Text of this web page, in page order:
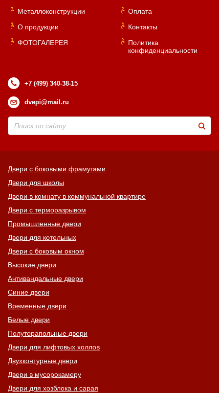
Хочу такую
Хочу такую
Хочу такую
Металлоконструкции
О продукции
ФОТОГАЛЕРЕЯ
Оплата
Контакты
Политика
конфиденциальности
+7 (499) 340-38-15
dvepi@mail.ru
Двери с боковыми фрамугами
Двери для школы
Двери в комнату в коммунальной квартире
Двери с терморазрывом
Промышленные двери
Двери для котельных
Двери с боковым окном
Высокие двери
Антивандальные двери
Синие двери
Временные двери
Белые двери
Полуторапольные двери
Двери для лифтовых холлов
Двухконтурные двери
Двери в мусорокамеру
Двери для хозблока и сарая